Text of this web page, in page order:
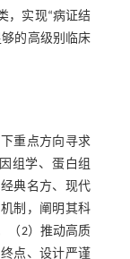
，实现“病证结
的高级别临床
重点方向寻求
组学、蛋白组
典名方、现代
制，阐明其科
（2）推动高质
点、设计严谨